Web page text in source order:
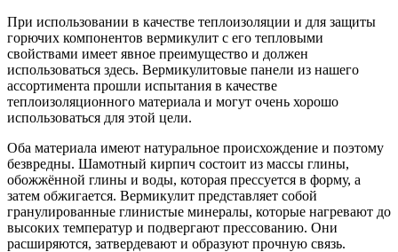
При использовании в качестве теплоизоляции и для защиты
горючих компонентов вермикулит с его тепловыми
свойствами имеет явное преимущество и должен
использоваться здесь. Вермикулитовые панели из нашего
ассортимента прошли испытания в качестве
теплоизоляционного материала и могут очень хорошо
использоваться для этой цели.
Оба материала имеют натуральное происхождение и поэтому
безвредны. Шамотный кирпич состоит из массы глины,
обожжённой глины и воды, которая прессуется в форму, а
затем обжигается. Вермикулит представляет собой
гранулированные глинистые минералы, которые нагревают до
высоких температур и подвергают прессованию. Они
расширяются, затвердевают и образуют прочную связь.